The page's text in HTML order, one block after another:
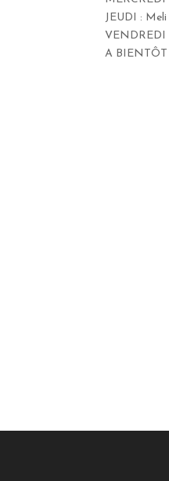
JEUDI :
VENDREDI
A BIENTÔT